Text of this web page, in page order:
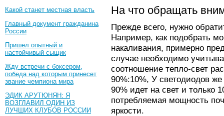
Какой станет местная власть
Главный документ гражданина
России
Пришел опытный и
настойчивый сыщик
Жду встречи с боксером,
победа над которым принесет
звание чемпиона мира
ЭДИК АРУТЮНЯН: Я
ВОЗГЛАВИЛ ОДИН ИЗ
ЛУЧШИХ КЛУБОВ РОССИИ
На что обращать
Прежде всего, нужно
Например, как подобрать
накаливания, примерно
случае необходимо
соотношение тепло-свет
90%:10%, У светодиодов
90% идет на свет и только
потребляемая мощность
яркости.